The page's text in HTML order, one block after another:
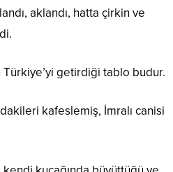
aklandı, hatta çirkin ve
getirdiği tablo budur.
kafeslemiş, İmralı canisi